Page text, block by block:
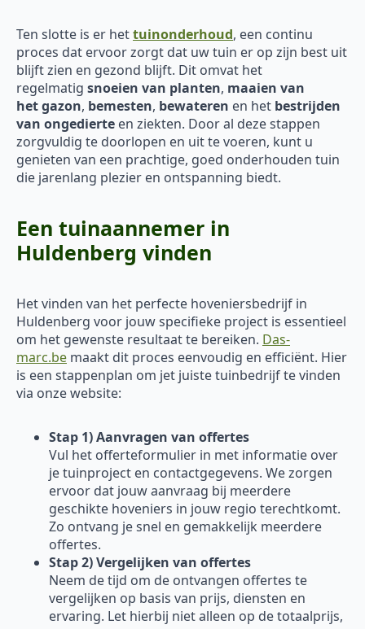
Ten slotte is er hettuinonderhoud, een continu
proces dat ervoor zorgt dat uw tuin er op zijn best uit
blijft zien en gezond blijft. Dit omvat het
regelmatig snoeien van planten, maaien van
hetgazon, bemesten, bewateren en het bestrijden
van ongedierte en ziekten. Door al deze stappen
zorgvuldig te doorlopen en uit te voeren, kunt u
genieten van een prachtige, goed onderhouden tuin
die jarenlang plezier en ontspanning biedt.
Een tuinaannemer in
Huldenberg vinden
Het vinden van het perfecte hoveniersbedrijf in
Huldenberg voor jouw specifieke project is essentieel
om het gewenste resultaat te bereiken. Das-
marc.be maakt dit proces eenvoudig en efficiënt. Hier
is een stappenplan om jet juiste tuinbedrijf te vinden
via onze website:
Stap 1) Aanvragen van offertes
Vul het offerteformulier in met informatie over
je tuinproject en contactgegevens. We zorgen
ervoor dat jouw aanvraag bij meerdere
geschikte hoveniers in jouw regio terechtkomt.
Zo ontvang je snel en gemakkelijk meerdere
offertes.
Stap 2) Vergelijken van offertes
Neem de tijd om de ontvangen offertes te
vergelijken op basis van prijs, diensten en
ervaring. Let hierbij niet alleen op de totaalprijs,